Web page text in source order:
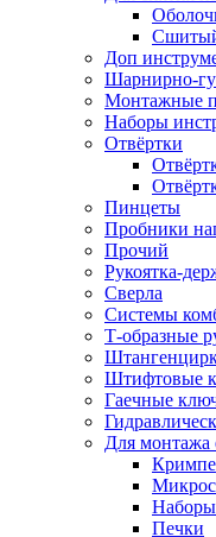
Доп
Шарнирно-
Монтажные
Наборы
Отвёртки
Пинцеты
Пробники
Прочий
Рукоятка-
Сверла
Системы
Т-образные
Штифтовые
Гаечные
Для монтажа
Наборы
Печки